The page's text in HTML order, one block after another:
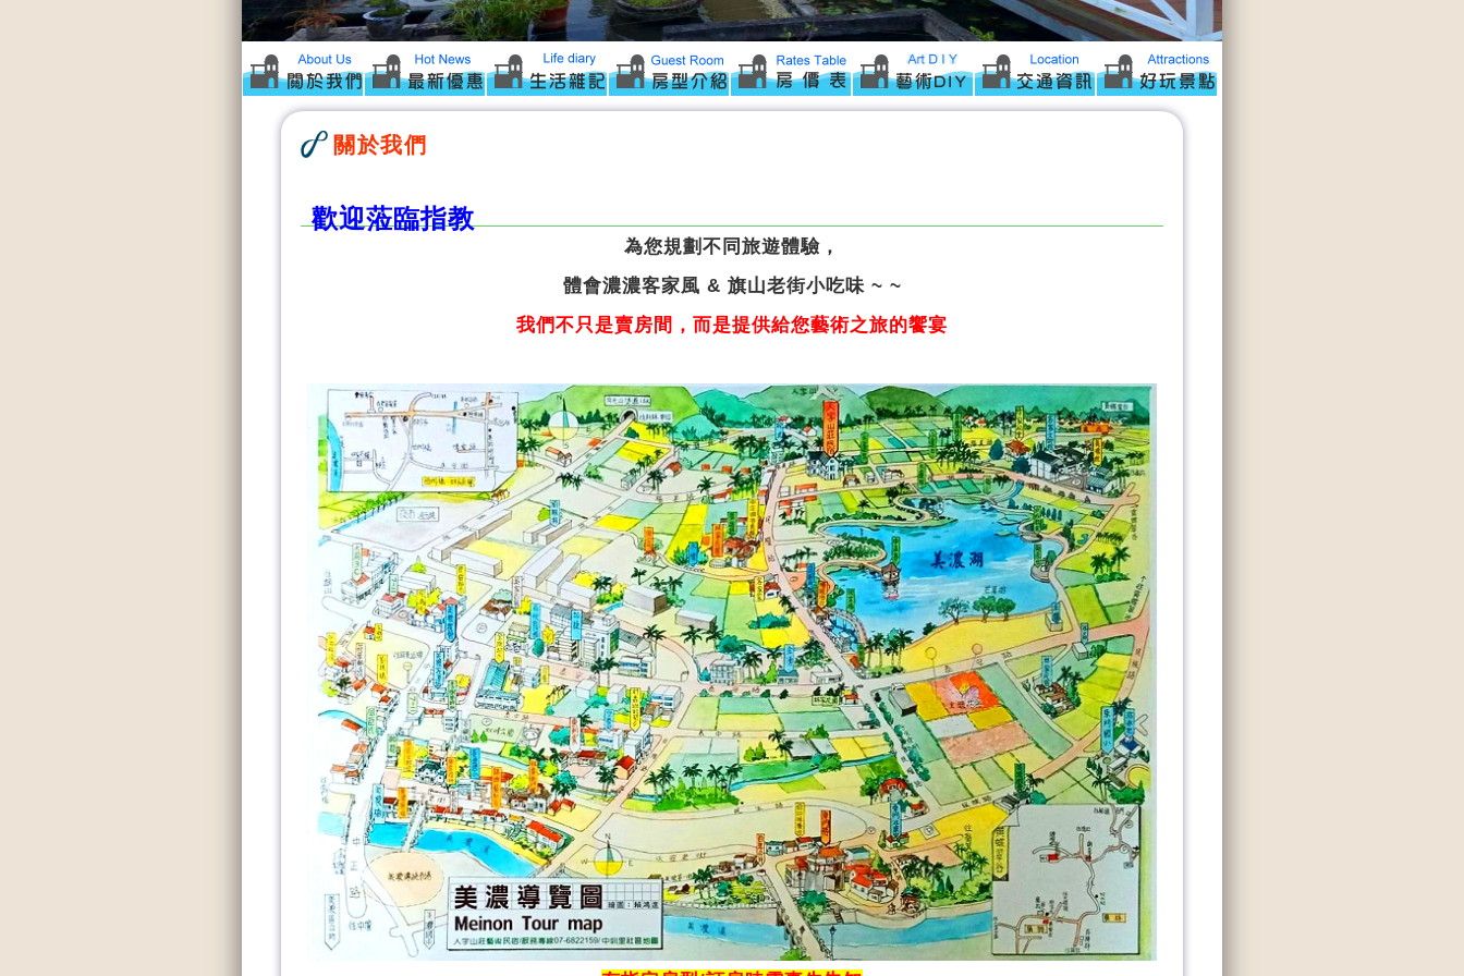
關於我們
歡迎蒞臨指教
為您規劃不同旅遊體驗，
體會濃濃客家風 & 旗山老街小吃味 ~ ~
我們不只是賣房間，而是提供給您藝術之旅的饗宴